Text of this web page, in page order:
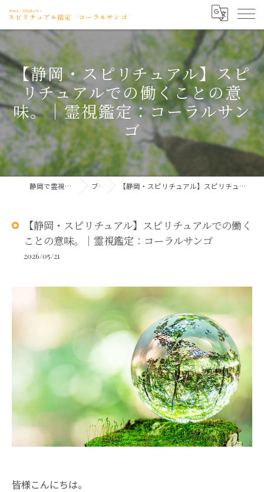
【静岡・スピリチュアル】スピ
リチュアルでの働くことの意
味。｜霊視鑑定：コーラルサン
ゴ
静岡で霊視ならコーラルサンゴ ブログ 【静岡・スピリチュアル】スピリチュアルでの働くことの意味。｜霊視鑑定：コーラルサンゴ
【静岡・スピリチュアル】スピリチュアルでの働く
ことの意味。｜霊視鑑定：コーラルサンゴ
2026/05/21
皆様こんにちは。